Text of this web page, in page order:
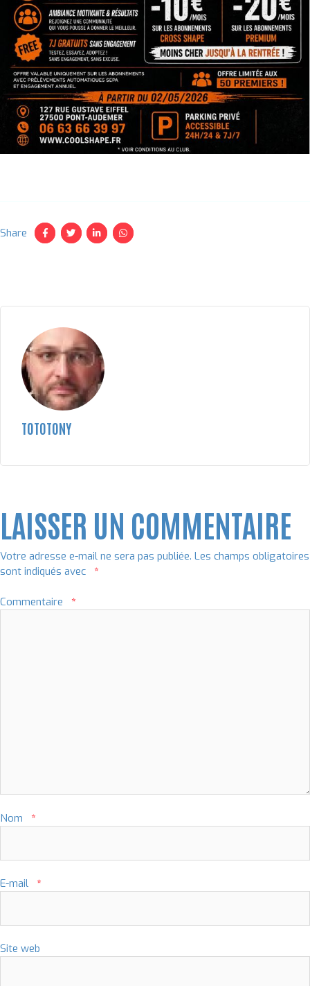
Share
TOTOTONY
LAISSER UN COMMENTAIRE
Votre adresse e-mail ne sera pas publiée. Les champs obligatoires
sont indiqués avec
*
Commentaire *
Nom *
E-mail *
Site web